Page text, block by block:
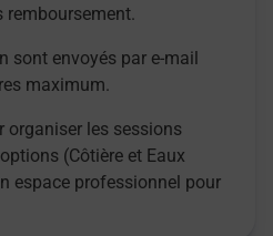
remboursement.
sont envoyés par e-mail
maximum.
organiser les sessions
(Côtière et Eaux
espace professionnel pour